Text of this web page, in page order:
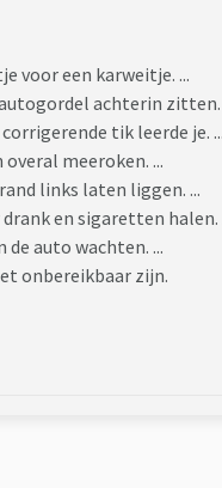
voor een karweitje. ...
achterin zitten.
corrigerende tik leerde je. ...
meeroken. ...
links laten liggen. ...
en sigaretten halen.
de auto wachten. ...
onbereikbaar zijn.